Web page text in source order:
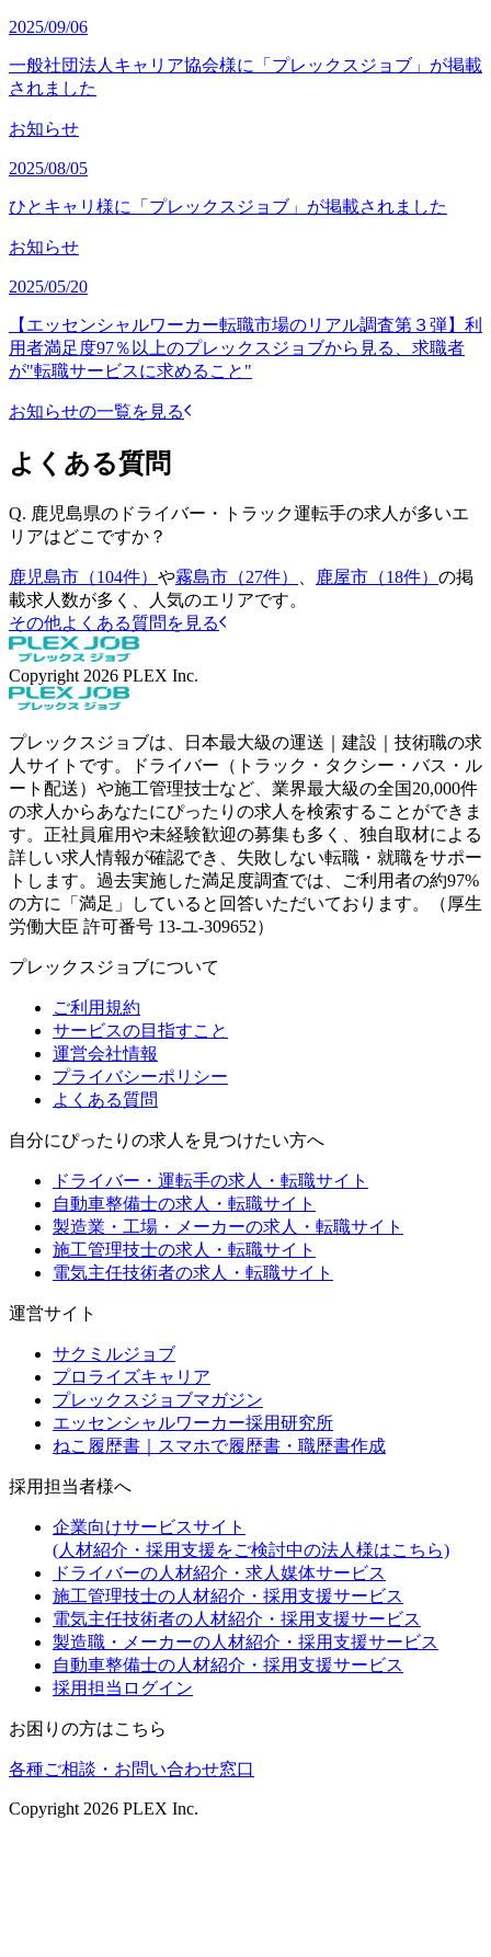
2025/09/06
一般社団法人キャリア協会様に「プレックスジョブ」が掲載
されました
お知らせ
2025/08/05
ひとキャリ様に「プレックスジョブ」が掲載されました
お知らせ
2025/05/20
【エッセンシャルワーカー転職市場のリアル調査第３弾】利
用者満足度97％以上のプレックスジョブから見る、求職者
が"転職サービスに求めること"
お知らせの一覧を見る
よくある質問
Q. 鹿児島県のドライバー・トラック運転手の求人が多いエ
リアはどこですか？
鹿児島市（104件） や霧島市（27件） 鹿屋市（18件） の掲
載求人数が多く、人気のエリアです。
その他よくある質問を見る
Copyright 2026 PLEX Inc.
プレックスジョブは、日本最大級の運送｜建設｜技術職の求
人サイトです。ドライバー（トラック・タクシー・バス・ル
ート配送）や施工管理技士など、業界最大級の全国20,000件
の求人からあなたにぴったりの求人を検索することができま
す。正社員雇用や未経験歓迎の募集も多く、独自取材による
詳しい求人情報が確認でき、失敗しない転職・就職をサポー
トします。過去実施した満足度調査では、ご利用者の約97%
の方に「満足」していると回答いただいております。（厚生
労働大臣 許可番号 13-ユ-309652）
プレックスジョブについて
ご利用規約
サービスの目指すこと
運営会社情報
プライバシーポリシー
よくある質問
自分にぴったりの求人を見つけたい方へ
ドライバー・運転手の求人・転職サイト
自動車整備士の求人・転職サイト
製造業・工場・メーカーの求人・転職サイト
施工管理技士の求人・転職サイト
電気主任技術者の求人・転職サイト
運営サイト
サクミルジョブ
プロライズキャリア
プレックスジョブマガジン
エッセンシャルワーカー採用研究所
ねこ履歴書｜スマホで履歴書・職歴書作成
採用担当者様へ
企業向けサービスサイト
(人材紹介・採用支援をご検討中の法人様はこちら)
ドライバーの人材紹介・求人媒体サービス
施工管理技士の人材紹介・採用支援サービス
電気主任技術者の人材紹介・採用支援サービス
製造職・メーカーの人材紹介・採用支援サービス
自動車整備士の人材紹介・採用支援サービス
採用担当ログイン
お困りの方はこちら
各種ご相談・お問い合わせ窓口
Copyright 2026 PLEX Inc.